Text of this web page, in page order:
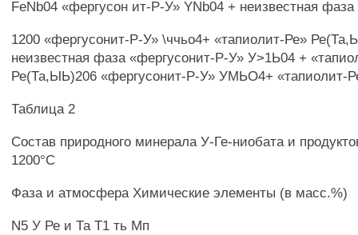
FeNb04 «фергусон ит-Р-У» YNb04 + неизвестная фаза
1200 «фергусонит-Р-У» \ччьо4+ «тапиолит-Ре»
неизвестная фаза «фергусонит-Р-У» У>1Ь04 +
Ре(Та,ЫЬ)206 «фергусонит-Р-У» УМЬО4+ «тапиолит-
Таблица 2
Состав природного минерала У-Ге-ниобата и
1200°С
Фаза и атмосфера Химические элементы (в масс.%)
N5 У Ре и Та Т1 ть Мп